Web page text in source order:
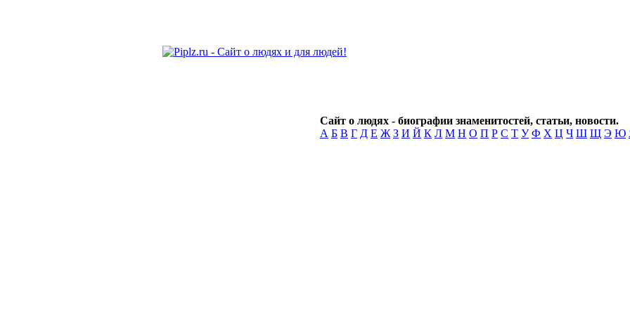
Сайт о людях - биографии знаменитостей, статьи, новости.
А Б В Г Д Е Ж З И Й К Л М Н О П Р С Т У Ф Х Ц Ч Ш Щ Э Ю